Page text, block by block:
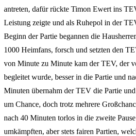
antreten, dafür rückte Timon Ewert ins
Leistung zeigte und als Ruhepol in der
Beginn der Partie begannen die
1000 Heimfans, forsch und setzten den
von Minute zu Minute kam der TEV, der
begleitet wurde, besser in die Partie und
Minuten übernahm der TEV die Partie
um Chance, doch trotz mehrere
nach 40 Minuten torlos in die zweite
umkämpften, aber stets fairen Partien,